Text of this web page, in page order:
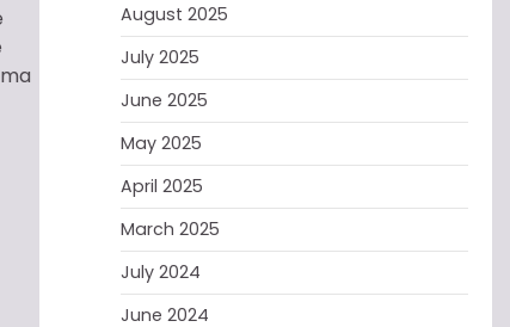
August 2025
July 2025
June 2025
May 2025
April 2025
March 2025
July 2024
June 2024